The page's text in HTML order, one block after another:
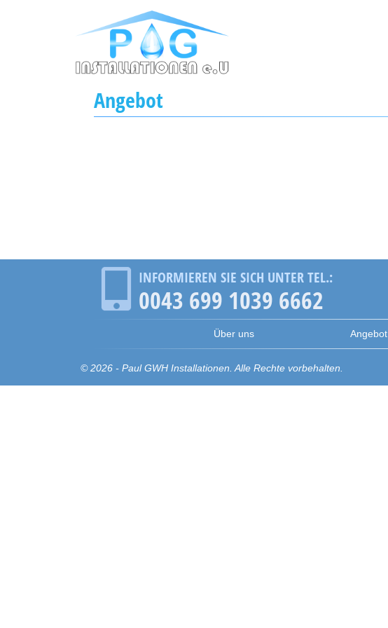
Angebot
INFORMIEREN SIE SICH UNTER TEL.:
0043 699 1039 6662
Über uns Angebot
© 2026 - Paul GWH Installationen. Alle Rechte vorbehalten.